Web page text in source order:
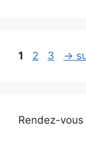
Page
1 Page
2 Page
3 →
Rendez-